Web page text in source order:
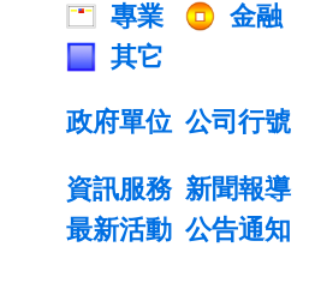
專業
金融
其它
政府單位 公司行號
資訊服務 新聞報導
最新活動 公告通知